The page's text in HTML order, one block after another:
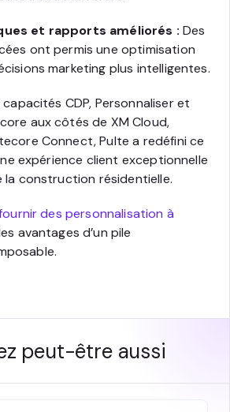
et rapports améliorés :Des
ont permis une optimisation
marketing plus intelligentes.
CDP, Personnaliser et
aux côtés de XM Cloud,
Connect, Pulte a redéfini ce
expérience client exceptionnelle
la construction résidentielle.
des personnalisation à
avantages d’un pile
peut-être aussi